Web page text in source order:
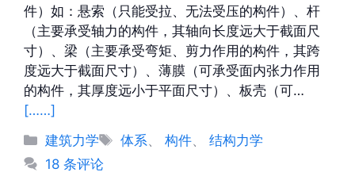
件）如：悬索（只能受拉、无法受压的构件）、杆
（主要承受轴力的构件，其轴向长度远大于截面尺
寸）、梁（主要承受弯矩、剪力作用的构件，其跨
度远大于截面尺寸）、薄膜（可承受面内张力作用
的构件，其厚度远小于平面尺寸）、板壳（可…
[……]
分
类
建筑力学
标
体系 、构件 、结构力学
18 条评论